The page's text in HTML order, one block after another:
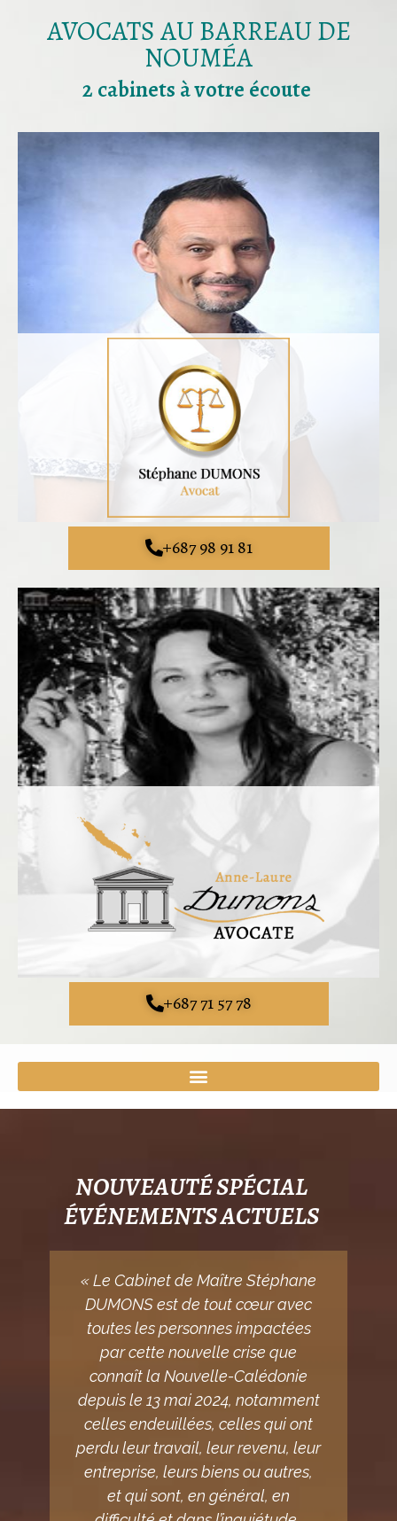
AVOCATS AU BARREAU DE
NOUMÉA
2 cabinets à votre écoute
+687 98 91 81
+687 71 57 78
NOUVEAUTÉ SPÉCIAL
ÉVÉNEMENTS ACTUELS
« Le Cabinet de Maître Stéphane
DUMONS est de tout cœur avec
toutes les personnes impactées
par cette nouvelle crise que
connaît la Nouvelle-Calédonie
depuis le 13 mai 2024, notamment
celles endeuillées, celles qui ont
perdu leur travail, leur revenu, leur
entreprise, leurs biens ou autres,
et qui sont, en général, en